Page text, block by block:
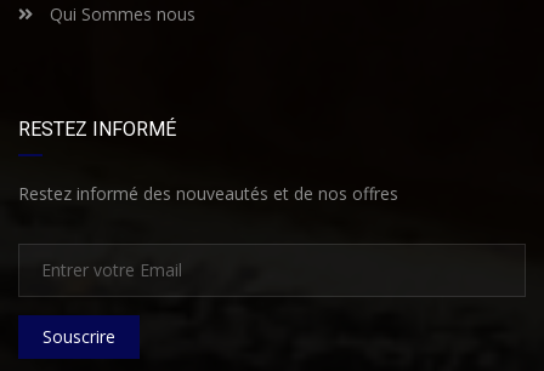
Qui Sommes nous
RESTEZ INFORMÉ
Restez informé des nouveautés et de nos offres
Souscrire